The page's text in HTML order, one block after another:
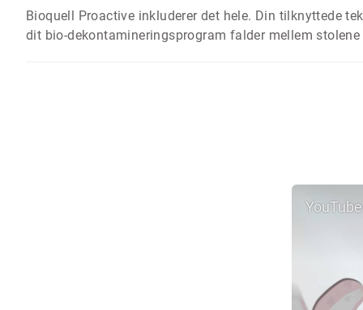
Bioquell Proactive inkluderer det hele. Din tilknyttede
dit bio-dekontamineringsprogram falder mellem